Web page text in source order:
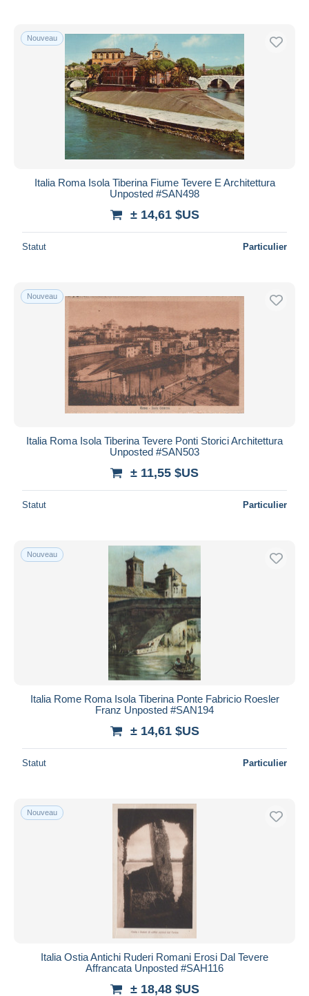
Nouveau
Italia Roma Isola Tiberina Fiume Tevere E Architettura
Unposted #SAN498
± 14,61 $US
Statut Particulier
Nouveau
Italia Roma Isola Tiberina Tevere Ponti Storici Architettura
Unposted #SAN503
± 11,55 $US
Statut Particulier
Nouveau
Italia Rome Roma Isola Tiberina Ponte Fabricio Roesler
Franz Unposted #SAN194
± 14,61 $US
Statut Particulier
Nouveau
Italia Ostia Antichi Ruderi Romani Erosi Dal Tevere
Affrancata Unposted #SAH116
± 18,48 $US